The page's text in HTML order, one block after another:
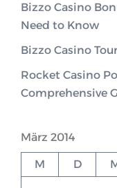
Bizzo Casino
Need to Know
Bizzo Casino
Rocket Casino
Comprehensive
März 2014
M D